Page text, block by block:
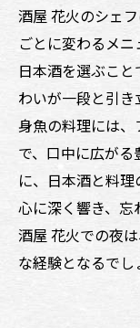
酒屋 花火のシェ
ごとに変わるメ
日本酒を選ぶこ
わいが一段と引
身魚の料理には、
で、口中に広がる
に、日本酒と料
心に深く響き、
酒屋 花火での夜
な経験となるでし